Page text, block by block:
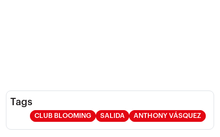
Tags
CLUB BLOOMING SALIDA ANTHONY VÁSQUEZ